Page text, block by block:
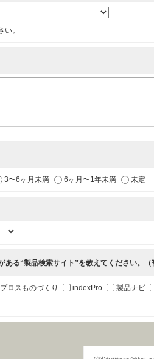
木町1-1
関するご案内
）するセミナーなど、各種イベントのお知ら
内及び当該企業/団体からの情報を提供するた
の項目
・団体名、部署名、役職、郵便番号、住所
。
3〜6ヶ月未満 6ヶ月〜1年未満 未定
ある“製品検索サイト”を教えてください。（
ロスものづくり indexPro 製品ナビ